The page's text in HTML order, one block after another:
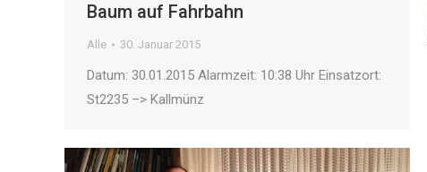
Baum auf Fahrbahn
Alle 30. Januar 2015
Datum: 30.01.2015 Alarmzeit: 10:38 Uhr Einsatzort:
St2235 –> Kallmünz